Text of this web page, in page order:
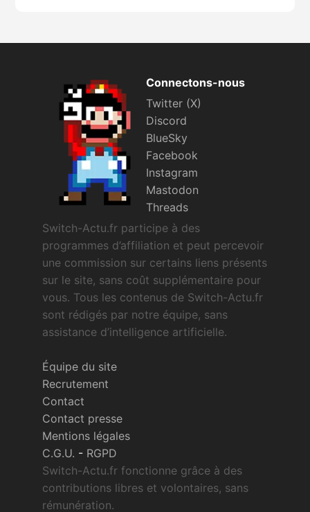
Connectons-nous
Twitter (X)
Discord
BlueSky
Facebook
Instagram
Mastodon
Threads
Switch-Actu.fr participe à des
programmes d’affiliation et peut percevoir
une commission sur certains liens présents
sur le site, sans coût supplémentaire pour
vous. Tous les contenus de Switch-Actu.fr
sont rédigés par notre équipe, sans
assistance d’intelligence artificielle.
Équipe du site
Recrutement
Contact
Contact presse
Mentions légales
C.G.U. - RGPD
Switch-Actu.fr fonctionne grâce à des
contributions libres et volontaires, sans
rémunération.